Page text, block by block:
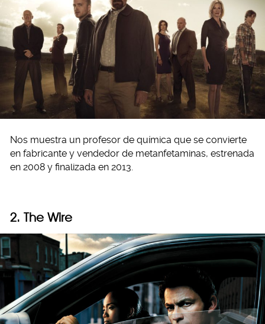
Nos muestra un profesor de química que se convierte
en fabricante y vendedor de metanfetaminas, estrenada
en 2008 y finalizada en 2013.
2. The Wire